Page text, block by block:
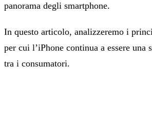
panorama degli smartphone.
In questo articolo, analizzeremo i
per cui l’iPhone continua a essere una
tra i consumatori.